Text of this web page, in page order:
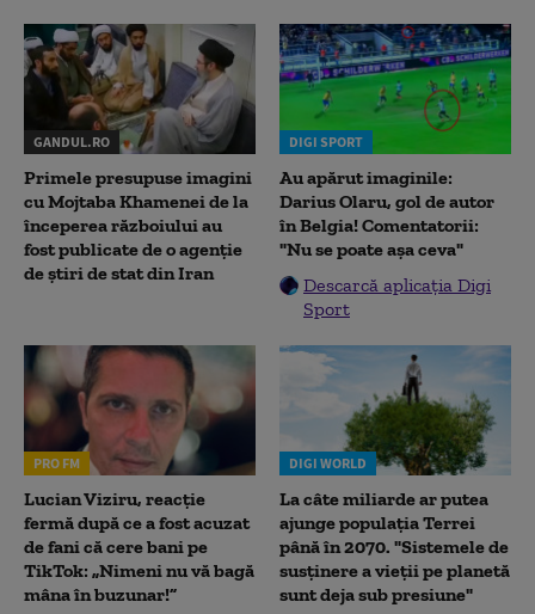
GANDUL.RO
Primele presupuse imagini
cu Mojtaba Khamenei de la
începerea războiului au
fost publicate de o agenție
de știri de stat din Iran
DIGI SPORT
Au apărut imaginile:
Darius Olaru, gol de autor
în Belgia! Comentatorii:
"Nu se poate așa ceva"
Descarcă aplicația Digi
Sport
PRO FM
Lucian Viziru, reacție
fermă după ce a fost acuzat
de fani că cere bani pe
TikTok: „Nimeni nu vă bagă
mâna în buzunar!”
DIGI WORLD
La câte miliarde ar putea
ajunge populația Terrei
până în 2070. "Sistemele de
susținere a vieții pe planetă
sunt deja sub presiune"